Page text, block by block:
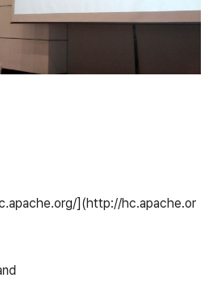
](http://hc.apache.or